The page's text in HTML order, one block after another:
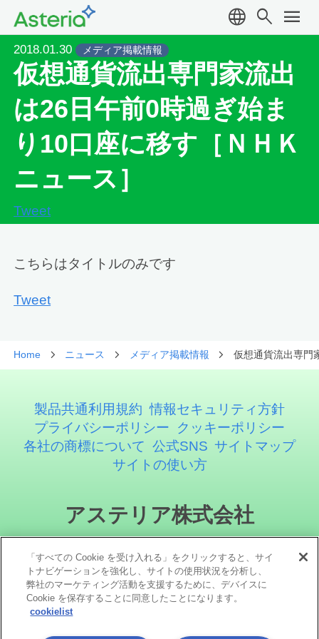
language search menu
2018.01.30 メディア掲載情報
仮想通貨流出専門家流出
は26日午前0時過ぎ始ま
り10口座に移す［ＮＨＫ
ニュース］
Tweet
こちらはタイトルのみです
Tweet
Home ニュース メディア掲載情報 仮想通貨流出専門
製品共通利用規約 情報セキュリティ方針
プライバシーポリシー
クッキーポリシー
各社の商標について 公式SNS サイトマップ
サイトの使い方
アステリア株式会社
「すべての Cookie を受け入れる」をクリックすると、サイ
トナビゲーションを強化し、サイトの使用状況を分析し、
弊社のマーケティング活動を支援するために、デバイスに
Cookie を保存することに同意したことになります。
cookielist